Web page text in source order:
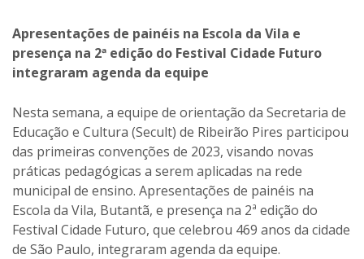
Apresentações de painéis na Escola da Vila e
presença na 2ª edição do Festival Cidade Futuro
integraram agenda da equipe
Nesta semana, a equipe de orientação da Secretaria de
Educação e Cultura (Secult) de Ribeirão Pires participou
das primeiras convenções de 2023, visando novas
práticas pedagógicas a serem aplicadas na rede
municipal de ensino. Apresentações de painéis na
Escola da Vila, Butantã, e presença na 2ª edição do
Festival Cidade Futuro, que celebrou 469 anos da cidade
de São Paulo, integraram agenda da equipe.